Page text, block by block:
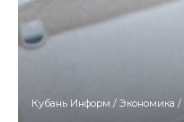
Кубань Информ / Экономика /